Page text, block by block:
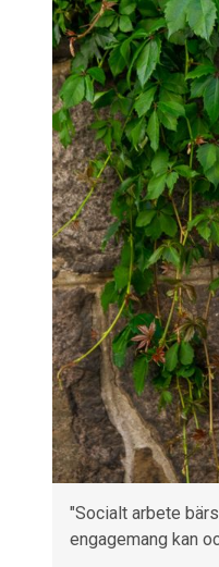
"Socialt arbete
engagemang kan